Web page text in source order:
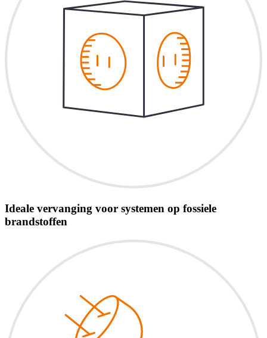
Ideale vervanging voor systemen op fossiele
brandstoffen